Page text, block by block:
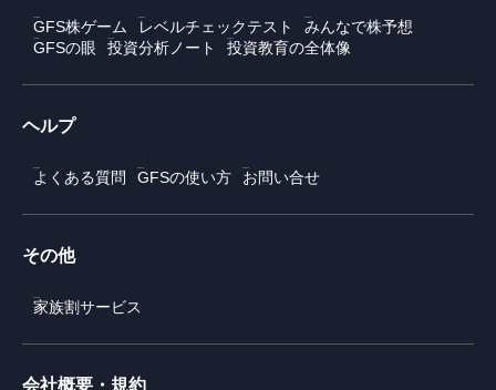
GFS株ゲーム レベルチェックテスト
みんなで株予想
GFSの眼
投資分析ノート 投資教育の全体像
ヘルプ
よくある質問 GFSの使い方 お問い合せ
その他
家族割サービス
会社概要・規約